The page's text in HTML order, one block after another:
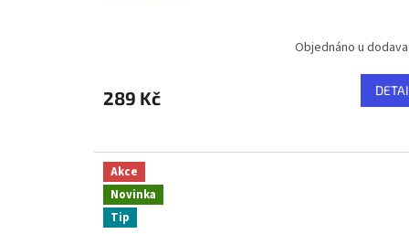
je
5
hvězdiček.
Objednáno u
289 Kč
Akce
Novinka
Tip